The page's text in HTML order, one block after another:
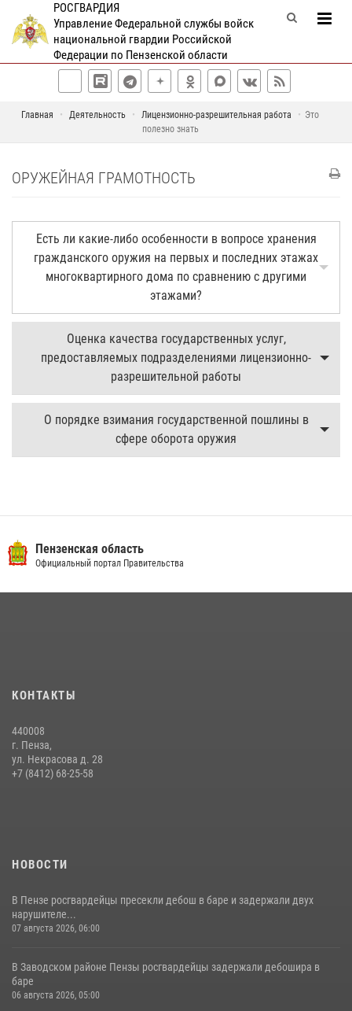
РОСГВАРДИЯ
Управление Федеральной службы войск
национальной гвардии Российской
Федерации по Пензенской области
Главная Деятельность Лицензионно-разрешительная работа
Это
полезно знать
ОРУЖЕЙНАЯ ГРАМОТНОСТЬ
Есть ли какие-либо особенности в вопросе хранения
гражданского оружия на первых и последних этажах
многоквартирного дома по сравнению с другими
этажами?
Оценка качества государственных услуг,
предоставляемых подразделениями лицензионно-
разрешительной работы
О порядке взимания государственной пошлины в
сфере оборота оружия
Пензенская область
Официальный портал Правительства
КОНТАКТЫ
440008
г. Пенза,
ул. Некрасова д. 28
+7 (8412) 68-25-58
НОВОСТИ
В Пензе росгвардейцы пресекли дебош в баре и задержали двух
нарушителе...
07 августа 2026, 06:00
В Заводском районе Пензы росгвардейцы задержали дебошира в
баре
06 августа 2026, 05:00